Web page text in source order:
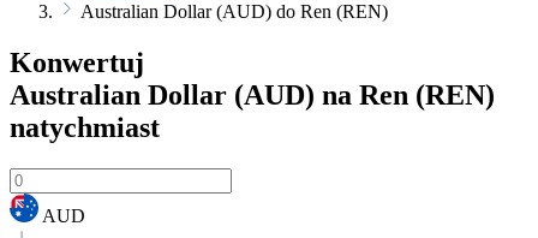
Australian Dollar (AUD) do Ren (REN)
Konwertuj
Australian Dollar (AUD) na Ren (REN)
natychmiast
AUD